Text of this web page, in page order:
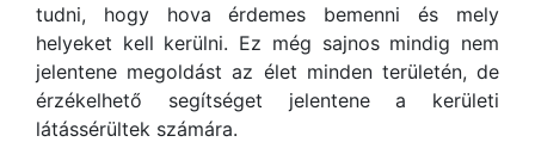
tudni, hogy hova érdemes bemenni és mely
helyeket kell kerülni. Ez még sajnos mindig nem
jelentene megoldást az élet minden területén, de
érzékelhető segítséget jelentene a kerületi
látássérültek számára.